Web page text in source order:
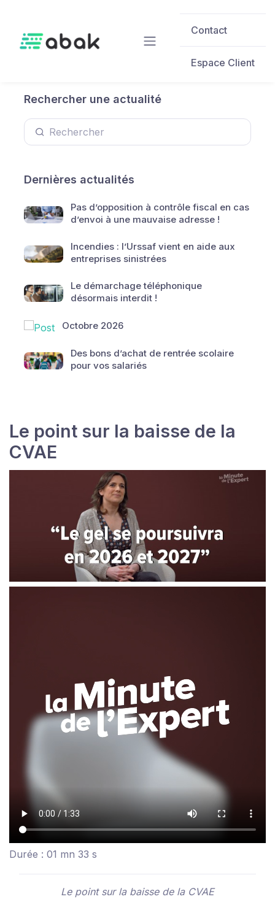
Contact
Espace Client
Rechercher une actualité
Dernières actualités
Pas d’opposition à contrôle fiscal en cas
d’envoi à une mauvaise adresse !
Incendies : l’Urssaf vient en aide aux
entreprises sinistrées
Le démarchage téléphonique
désormais interdit !
Octobre 2026
Des bons d’achat de rentrée scolaire
pour vos salariés
Le point sur la baisse de la
CVAE
Durée : 01 mn 33 s
Le point sur la baisse de la CVAE